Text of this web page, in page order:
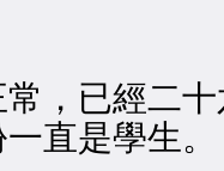
，已經二十
直是學生。